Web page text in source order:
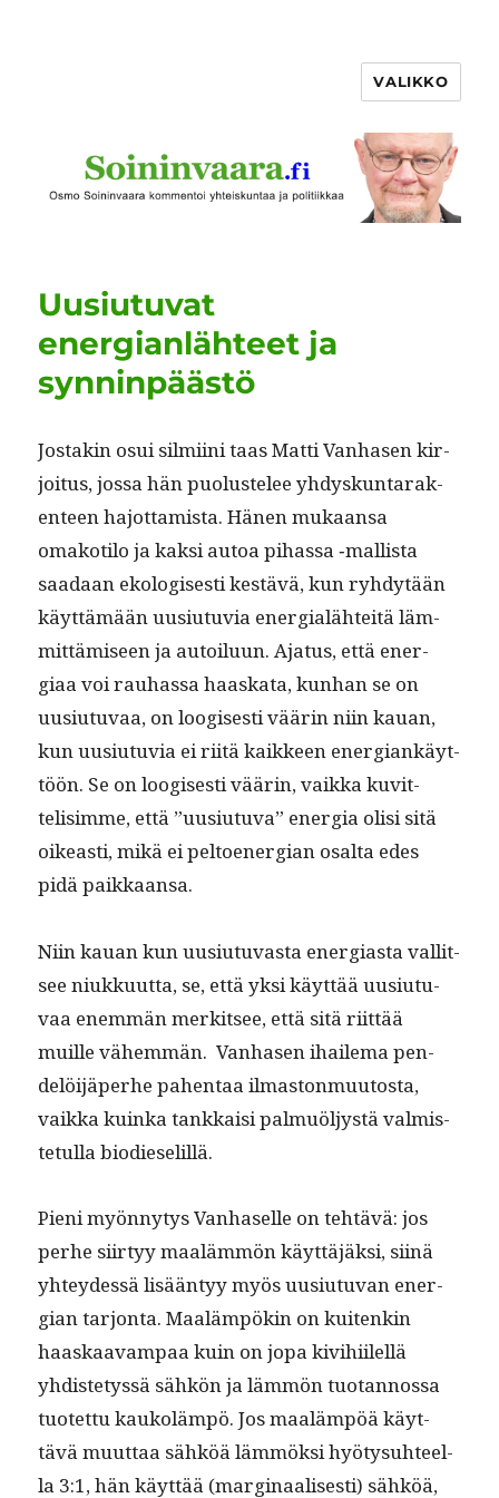
VALIKKO
Uusiutuvat
energianlähteet ja
synninpäästö
Jostakin osui silmi­i­ni taas Mat­ti Van­hasen kir­
joi­tus, jos­sa hän puo­lus­telee yhdyskun­tarak­
en­teen hajot­tamista. Hänen mukaansa
omakoti­lo ja kak­si autoa pihas­sa ‑mallista
saadaan ekol­o­gis­es­ti kestävä, kun ryhdytään
käyt­tämään uusi­u­tu­via ener­gialähteitä läm­
mit­tämiseen ja autoilu­un. Aja­tus, että ener­
giaa voi rauhas­sa haaska­ta, kun­han se on
uusi­u­tu­vaa, on loogis­es­ti väärin niin kauan,
kun uusi­u­tu­via ei riitä kaik­keen ener­giankäyt­
töön. Se on loogis­es­ti väärin, vaik­ka kuvit­
telisimme, että ”uusi­u­tu­va” ener­gia olisi sitä
oikeasti, mikä ei pel­toen­er­gian osalta edes
pidä paikkaansa.
Niin kauan kun uusi­u­tu­vas­ta ener­gias­ta val­lit­
see niukku­ut­ta, se, että yksi käyt­tää uusi­u­tu­
vaa enem­män merk­it­see, että sitä riit­tää
muille vähem­män. Van­hasen ihaile­ma pen­
delöi­jäper­he pahen­taa ilmas­ton­muu­tos­ta,
vaik­ka kuin­ka tankkaisi pal­muöljys­tä valmis­
te­tul­la biodieselillä.
Pieni myön­ny­tys Van­haselle on tehtävä: jos
per­he siir­tyy maaläm­mön käyt­täjäk­si, siinä
yhtey­dessä lisään­tyy myös uusi­u­tu­van ener­
gian tar­jon­ta. Maaläm­pökin on kuitenkin
haaskaavam­paa kuin on jopa kivi­hi­ilel­lä
yhdis­te­tyssä sähkön ja läm­mön tuotan­nos­sa
tuotet­tu kaukoläm­pö. Jos maaläm­pöä käyt­
tävä muut­taa sähköä läm­mök­si hyö­ty­suh­teel­
la 3:1, hän käyt­tää (mar­gin­aalis­es­ti) sähköä,